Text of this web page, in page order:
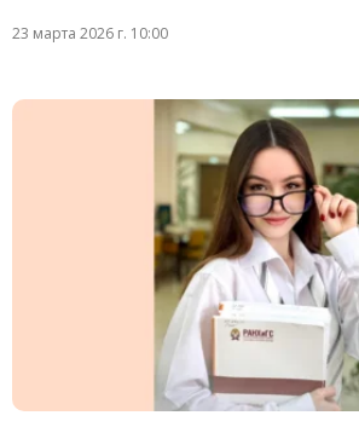
23 марта 2026 г. 10:00